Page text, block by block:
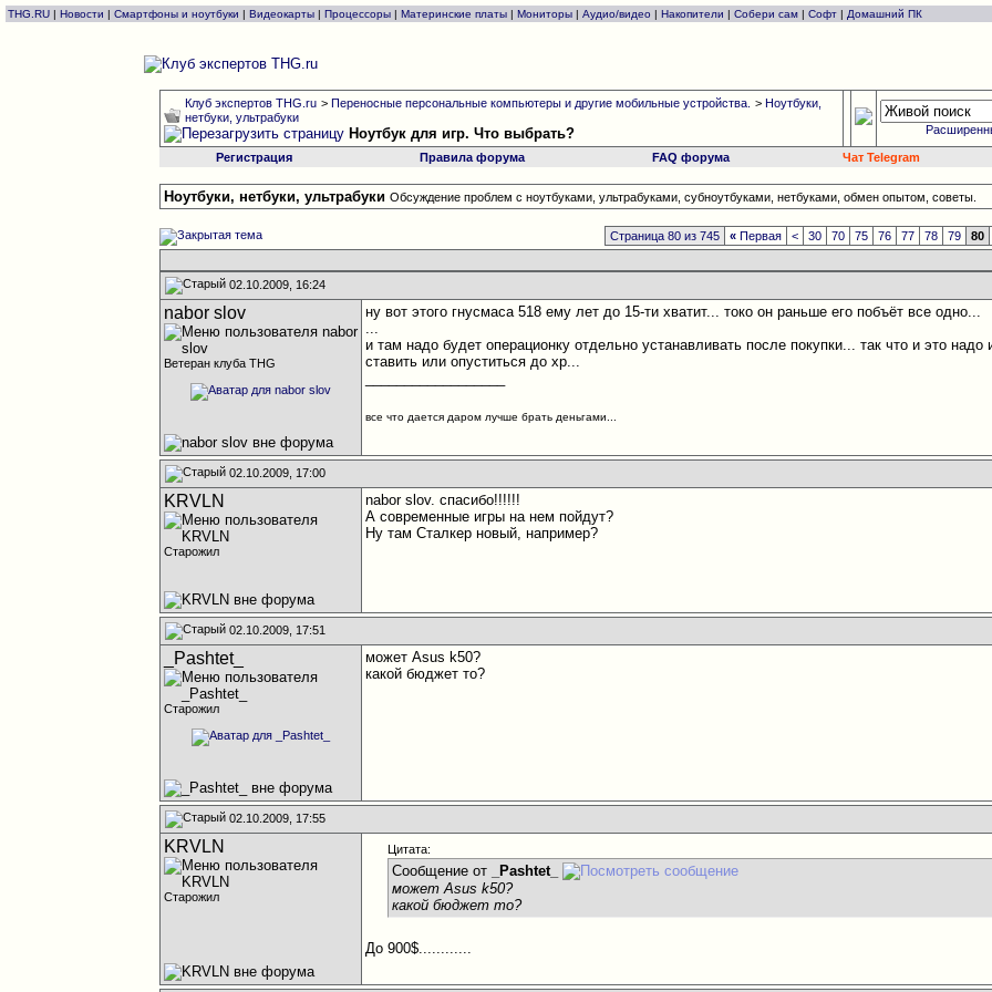
THG.RU | Новости | Смартфоны и ноутбуки | Видеокарты | Процессоры | Материнские платы | Мониторы | Аудио/видео | Накопители | Собери сам | Софт | Домашний ПК
Клуб экспертов THG.ru >Переносные персональные компьютеры и другие мобильные устройства. >Ноутбуки,
нетбуки, ультрабуки
Ноутбук для игр. Что выбрать?
Регистрация
Правила форума FAQ форума Чат Telegram
Ноутбуки, нетбуки, ультрабуки Обсуждение проблем с ноутбуками, ультрабуками, субноутбуками, нетбуками, обмен опытом, советы.
Страница 80 из 745 « Первая < 30 70 75 76 77 78 79 80
02.10.2009, 16:24
nabor slov
Ветеран клуба THG
ну вот этого гнусмаса 518 ему лет до 15-ти хватит... токо он раньше его побъёт все одно...
...
и там надо будет операционку отдельно устанавливать после покупки... так что и это
ставить или опуститься до хр...
все что дается даром лучше брать деньгами...
02.10.2009, 17:00
KRVLN
Старожил
nabor slov. спасибо!!!!!!
А современные игры на нем пойдут?
Ну там Сталкер новый, например?
02.10.2009, 17:51
_Pashtet_
Старожил
может Asus k50?
какой бюджет то?
02.10.2009, 17:55
KRVLN
Старожил
Цитата:
Сообщение от
_Pashtet_
может Asus k50?
какой бюджет то?
До 900$............